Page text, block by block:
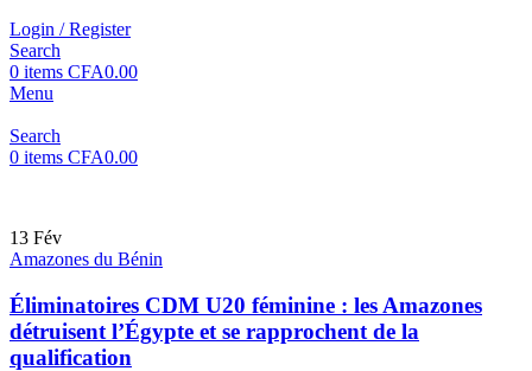
Login / Register
Search
0 items CFA0.00
Menu
Search
0 items CFA0.00
13 Fév
Amazones du Bénin
Éliminatoires CDM U20 féminine : les Amazones
détruisent l’Égypte et se rapprochent de la
qualification